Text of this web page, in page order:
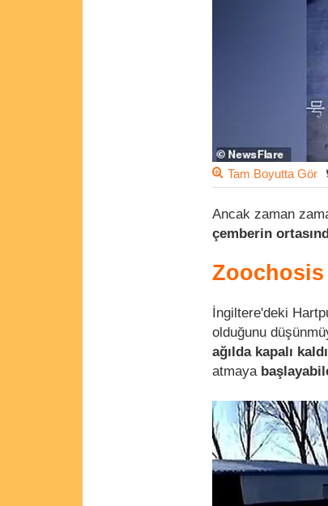
Tam Boyutta Gör
Ancak zaman
çemberin
İngiltere'deki
olduğunu
ağılda kapalı
atmaya